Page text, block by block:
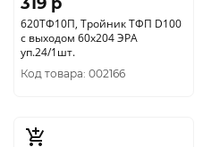
620ТФ10П, Тройник ТФП D100
с выходом 60х204 ЭРА
уп.24/1шт.
Код товара: 002166